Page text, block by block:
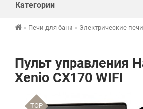
Категории
Печи для бани Электрические печи
Пульт управления
Xenio CX170 WIFI
TOP